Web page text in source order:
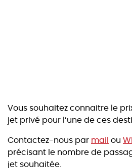
Vous souhaitez connaitre le
jet privé pour l’une de ces
Contactez-nous par mail ou
précisant le nombre de
jet souhaitée.